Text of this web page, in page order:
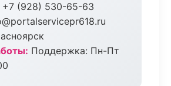
+7 (928) 530-65-63
Поддержка: Пн-Пт